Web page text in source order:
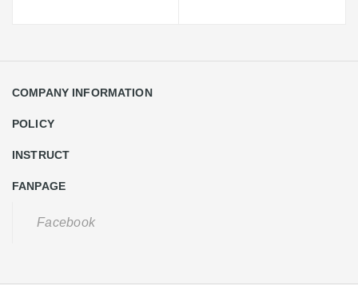
COMPANY INFORMATION
POLICY
INSTRUCT
FANPAGE
Facebook